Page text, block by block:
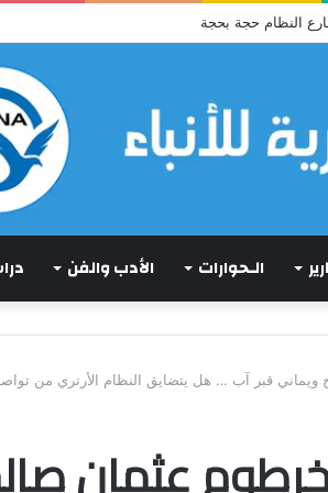
إرترية : (ما كان لم يكن!)
الـحوارات الأدب والفن
ويماني قبر آب … هل يتضايق النظام الأرتري من
عثمان